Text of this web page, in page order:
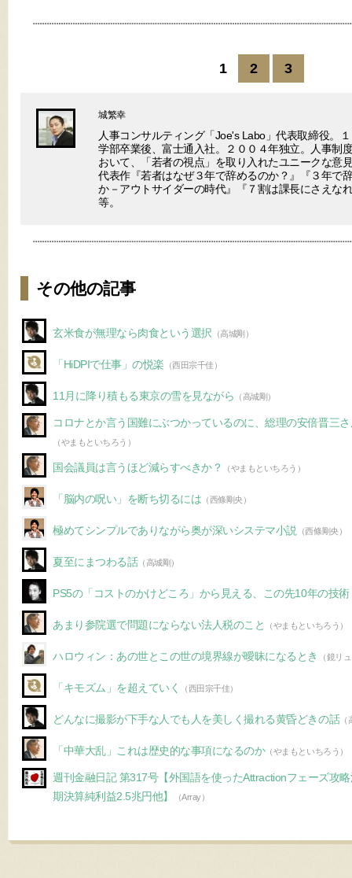
1 2 3
城繁幸
人事コンサルティング「Joe's Labo」代表取締役。
学部卒業後、富士通入社。２００４年独立。人事制
おいて、「若者の視点」を取り入れたユニークな意
代表作『若者はなぜ３年で辞めるのか？』『３年で
か－アウトサイダーの時代』『７割は課長にさえ
等。
その他の記事
玄米食が無理なら肉食という選択 （高城剛）
「HiDPIで仕事」の悦楽 （西田宗千佳）
11月に降り積もる東京の雪を見ながら （高城剛）
コロナとか言う国難にぶつかっているのに、総理の安倍晋三
（やまもといちろう）
国会議員は言うほど減らすべきか？ （やまもといちろう）
「脳内の呪い」を断ち切るには （西條剛央）
極めてシンプルでありながら奥が深いシステマ小説 （西條剛央）
夏至にまつわる話（高城剛）
PS5の「コストのかけどころ」から見える、この先10年の技
あまり参院選で問題にならない法人税のこと （やまもといちろう）
ハロウィン：あの世とこの世の境界線が曖昧になるとき （鏡リ
「キモズム」を超えていく （西田宗千佳）
どんなに撮影が下手な人でも人を美しく撮れる黄昏どきの話（
「中華大乱」これは歴史的な事項になるのか（やまもといちろう）
週刊金融日記 第317号【外国語を使ったAttractionフェーズ攻
期決算純利益2.5兆円他】
（Array）